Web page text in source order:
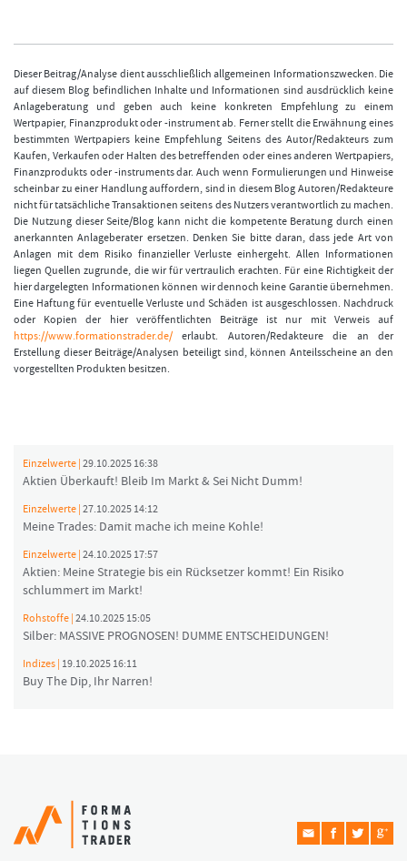
Dieser Beitrag/Analyse dient ausschließlich allgemeinen Informationszwecken. Die
auf diesem Blog befindlichen Inhalte und Informationen sind ausdrücklich keine
Anlageberatung und geben auch keine konkreten Empfehlung zu einem
Wertpapier, Finanzprodukt oder -instrument ab. Ferner stellt die Erwähnung eines
bestimmten Wertpapiers keine Empfehlung Seitens des Autor/Redakteurs zum
Kaufen, Verkaufen oder Halten des betreffenden oder eines anderen Wertpapiers,
Finanzprodukts oder -instruments dar. Auch wenn Formulierungen und Hinweise
scheinbar zu einer Handlung auffordern, sind in diesem Blog Autoren/Redakteure
nicht für tatsächliche Transaktionen seitens des Nutzers verantwortlich zu machen.
Die Nutzung dieser Seite/Blog kann nicht die kompetente Beratung durch einen
anerkannten Anlageberater ersetzen. Denken Sie bitte daran, dass jede Art von
Anlagen mit dem Risiko finanzieller Verluste einhergeht. Allen Informationen
liegen Quellen zugrunde, die wir für vertraulich erachten. Für eine Richtigkeit der
hier dargelegten Informationen können wir dennoch keine Garantie übernehmen.
Eine Haftung für eventuelle Verluste und Schäden ist ausgeschlossen. Nachdruck
oder Kopien der hier veröffentlichten Beiträge ist nur mit Verweis auf
https://www.formationstrader.de/ erlaubt. Autoren/Redakteure die an der
Erstellung dieser Beiträge/Analysen beteiligt sind, können Anteilsscheine an den
vorgestellten Produkten besitzen.
Einzelwerte | 29.10.2025 16:38
Aktien Überkauft! Bleib Im Markt & Sei Nicht Dumm!
Einzelwerte | 27.10.2025 14:12
Meine Trades: Damit mache ich meine Kohle!
Einzelwerte | 24.10.2025 17:57
Aktien: Meine Strategie bis ein Rücksetzer kommt! Ein Risiko
schlummert im Markt!
Rohstoffe | 24.10.2025 15:05
Silber: MASSIVE PROGNOSEN! DUMME ENTSCHEIDUNGEN!
Indizes | 19.10.2025 16:11
Buy The Dip, Ihr Narren!